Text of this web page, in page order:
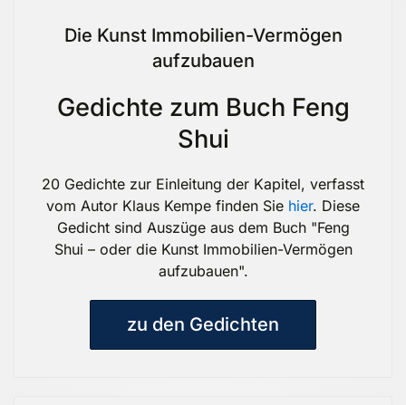
Die Kunst Immobilien-Vermögen
aufzubauen
Gedichte zum Buch Feng
Shui
20 Gedichte zur Einleitung der Kapitel, verfasst
vom Autor Klaus Kempe finden Sie hier. Diese
Gedicht sind Auszüge aus dem Buch "Feng
Shui – oder die Kunst Immobilien-Vermögen
aufzubauen".
zu den Gedichten